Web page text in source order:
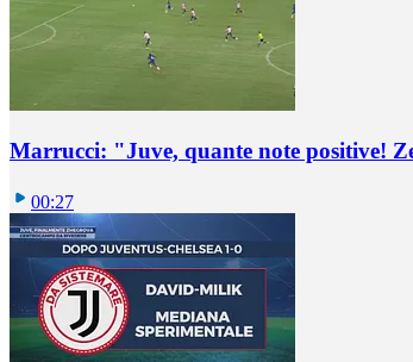
Marrucci: "Juve, quante note positive!
00:27